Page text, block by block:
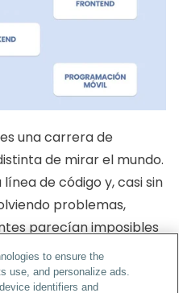
una carrera de
de mirar el mundo.
de código y, casi sin
problemas,
parecían imposibles
que ni sabías que
to ensure the
use, and personalize ads.
identifiers and